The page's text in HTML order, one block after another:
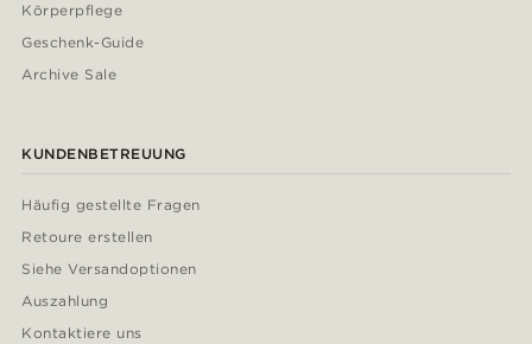
Körperpflege
Geschenk-Guide
Archive Sale
KUNDENBETREUUNG
Häufig gestellte Fragen
Retoure erstellen
Siehe Versandoptionen
Auszahlung
Kontaktiere uns